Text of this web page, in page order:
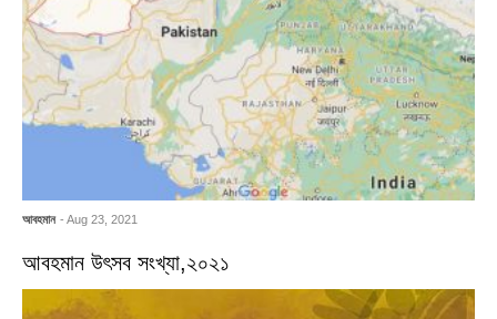
আবহমান - Aug 23, 2021
আবহমান উৎসব সংখ্যা,২০২১